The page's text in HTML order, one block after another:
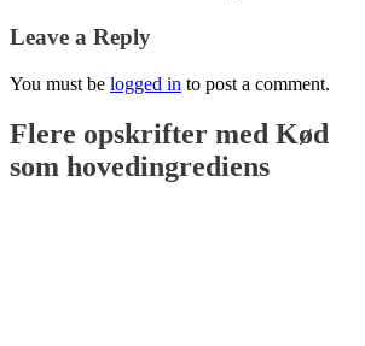
Leave a Reply
You must be logged in to post a comment.
Flere opskrifter med Kød
som hovedingrediens